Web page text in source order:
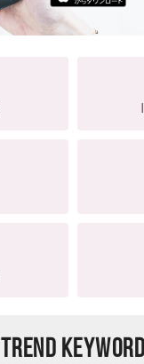
TREND KEYWORD